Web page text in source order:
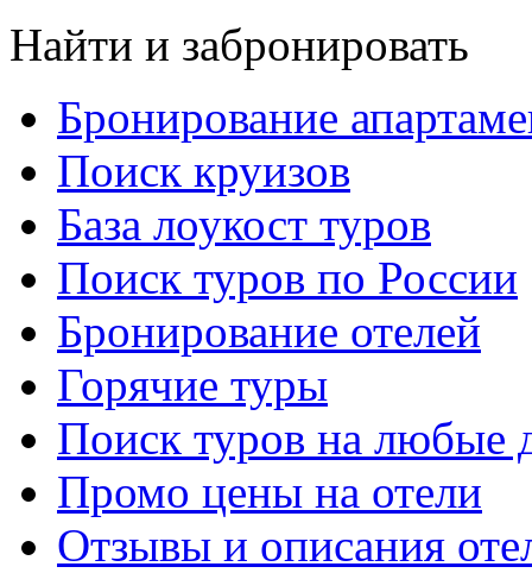
Найти и забронировать
Бронирование
Поиск круизов
База лоукост туров
Поиск туров по России
Бронирование отелей
Горячие туры
Поиск туров на любые
Промо цены на отели
Отзывы и описания